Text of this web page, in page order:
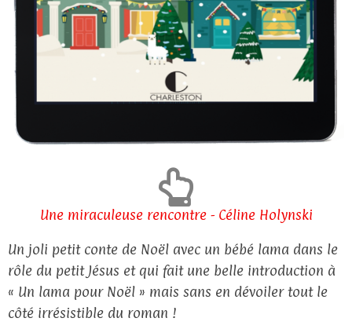
Une miraculeuse rencontre - Céline Holynski
Un joli petit conte de Noël avec un bébé lama dans le
rôle du petit Jésus et qui fait une belle introduction à
« Un lama pour Noël » mais sans en dévoiler tout le
côté irrésistible du roman !